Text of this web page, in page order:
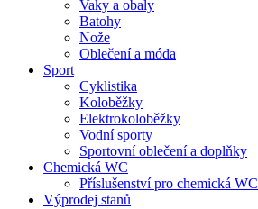
Vaky a obaly
Batohy
Nože
Oblečení a móda
Sport
Cyklistika
Koloběžky
Elektrokoloběžky
Vodní sporty
Sportovní oblečení a doplňky
Chemická WC
Příslušenství pro chemická WC
Výprodej stanů